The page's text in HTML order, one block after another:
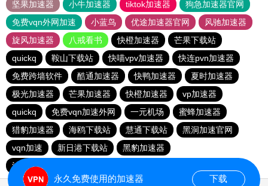
坚果加速器
小牛加速器 tiktok加速器
狗急加速器官网
免费vqn外网加速
小蓝鸟 优途加速器官网
风驰加速器
旋风加速器
八戒看书 快橙加速器
芒果下载站
quickq
鞍山下载站 快喵vpv加速器
快连pvn加速器
免费跨墙软件
酷通加速器 快鸭加速器
夏时加速器
极光加速器
芒果加速器 快橙加速器
vp加速器
quickq
免费vqn加速外网 一元机场
蜜蜂加速器
猎豹加速器
海鸥下载站 慧通下载站
黑洞加速官网
vqn加速
新日港下载站
黑豹加速器
油管加速器永久免费版
永久免费使用的加速器 下载